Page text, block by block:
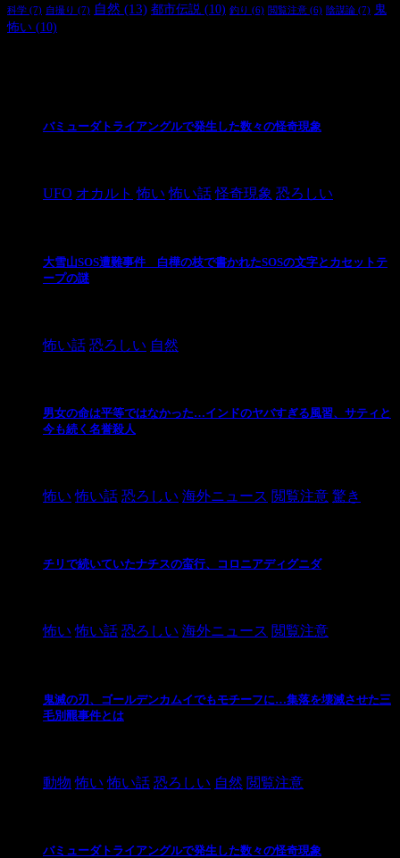
科学 (7) 自撮り (7) 自然 (13) 都市伝説 (10) 釣り (6) 閲覧注意 (6) 陰謀論 (7) 鬼
怖い (10)
バミューダトライアングルで発生した数々の怪奇現象
UFO オカルト 怖い 怖い話 怪奇現象 恐ろしい
大雪山SOS遭難事件 白樺の枝で書かれたSOSの文字とカセットテ
ープの謎
怖い話 恐ろしい 自然
男女の命は平等ではなかった…インドのヤバすぎる風習、サティと
今も続く名誉殺人
怖い 怖い話 恐ろしい 海外ニュース 閲覧注意 驚き
チリで続いていたナチスの蛮行、コロニアディグニダ
怖い 怖い話 恐ろしい 海外ニュース 閲覧注意
鬼滅の刃、ゴールデンカムイでもモチーフに…集落を壊滅させた三
毛別羆事件とは
動物 怖い 怖い話 恐ろしい 自然 閲覧注意
バミューダトライアングルで発生した数々の怪奇現象